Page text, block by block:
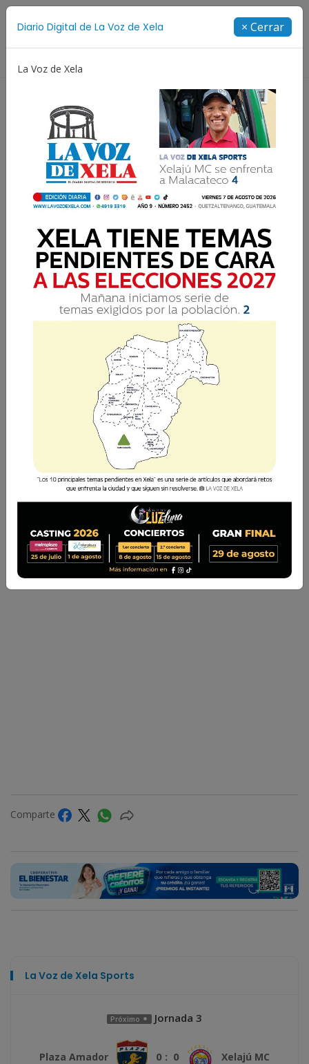
Diario Digital de La Voz de Xela × Cerrar
La Voz de Xela
Erick Citalán en La Voz del
Talento
Mira la entrevista completa con Erick Citalán,
diseñador quetzalteco quien comparte sobre su
experiencia y anécdotas en la creación de
conjuntos que han lucido algunas
representantes de Miss Universo Guatemala y
Sheynnis Palacios, Miss Universe 2023.
9 Agosto 2026 00:14
Comparte
Comparte
La Voz de Xela Sports
Próximo Jornada 3
Plaza Amador 0 : 0 Xelajú MC